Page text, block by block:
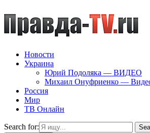
Новости
Украина
Юрий Подоляка — ВИДЕО
Михаил Онуфриенко —
Россия
Мир
ТВ Онлайн
Search for: